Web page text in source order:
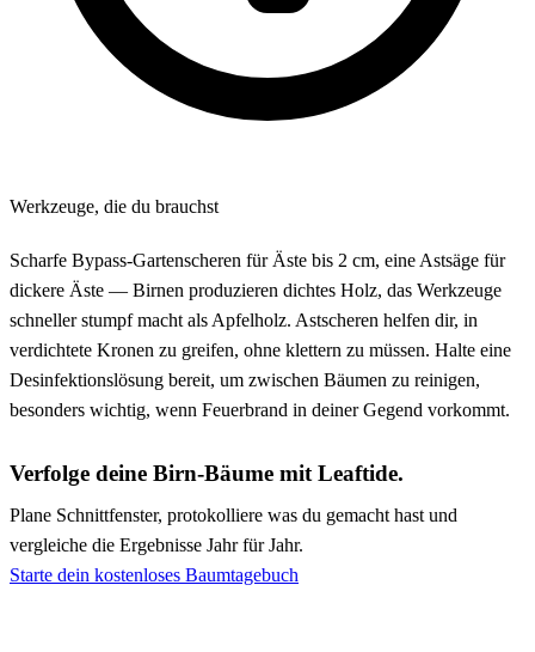
Werkzeuge, die du brauchst
Scharfe Bypass-Gartenscheren für Äste bis 2 cm, eine Astsäge für
dickere Äste — Birnen produzieren dichtes Holz, das Werkzeuge
schneller stumpf macht als Apfelholz. Astscheren helfen dir, in
verdichtete Kronen zu greifen, ohne klettern zu müssen. Halte eine
Desinfektionslösung bereit, um zwischen Bäumen zu reinigen,
besonders wichtig, wenn Feuerbrand in deiner Gegend vorkommt.
Verfolge deine Birn-Bäume mit Leaftide.
Plane Schnittfenster, protokolliere was du gemacht hast und
vergleiche die Ergebnisse Jahr für Jahr.
Starte dein kostenloses Baumtagebuch